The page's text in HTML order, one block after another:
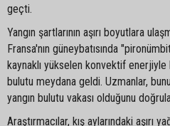
geçti.
Yangın şartlarının aşırı boyutlara
Fransa'nın güneybatısında
kaynaklı yükselen konvektif enerjiyle
bulutu meydana geldi. Uzmanlar,
yangın bulutu vakası olduğunu
Araştırmacılar, kış aylarındaki aşırı